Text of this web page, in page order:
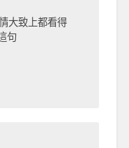
大致上都看得
句